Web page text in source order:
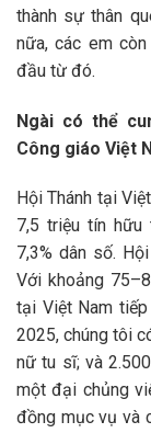
thành sự thân
nữa, các em
đầu từ đó.
Ngài có thể
Công giáo Việt
Hội Thánh tại
7,5 triệu tín hữu
7,3% dân số.
Với khoảng
tại Việt Nam
2025, chúng tôi
nữ tu sĩ; và
một đại chủng
đồng mục vụ và